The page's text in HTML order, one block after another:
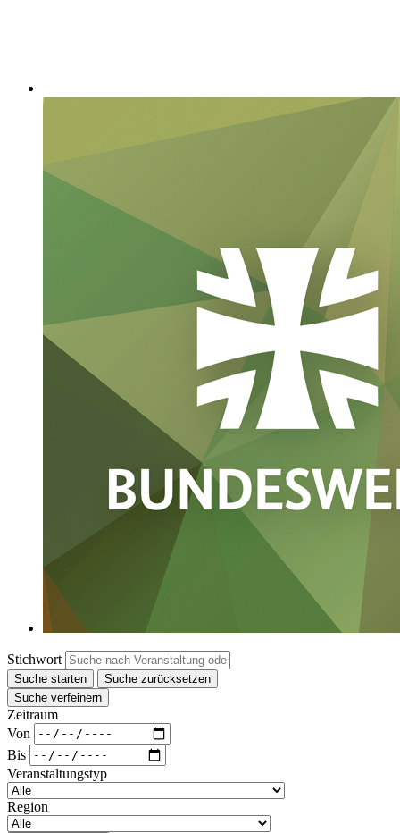
Stichwort
Suche starten
Suche zurücksetzen
Suche verfeinern
Zeitraum
Von
Bis
Veranstaltungstyp
Region